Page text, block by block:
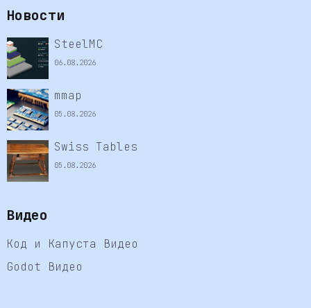
Новости
SteelMC
06.08.2026
mmap
05.08.2026
Swiss Tables
05.08.2026
Видео
Код и Капуста Видео
Godot Видео